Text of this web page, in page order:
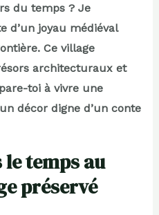
du temps ? Je
d’un joyau médiéval
Ce village
architecturaux et
toi à vivre une
décor digne d’un conte
le temps au
préservé